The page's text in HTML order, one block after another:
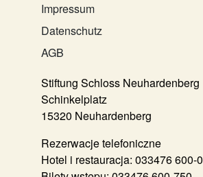
Impressum
Datenschutz
AGB
Stiftung Schloss Neuhardenberg
Schinkelplatz
15320 Neuhardenberg
Rezerwacje telefoniczne
Hotel i restauracja: 033476 600-0